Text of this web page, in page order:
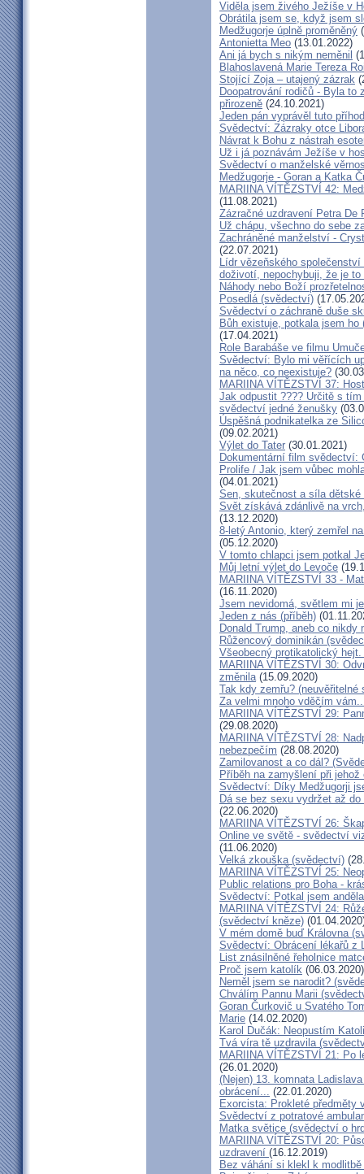
Viděla jsem živého Ježíše v
Obrátila jsem se, když jsem
Medžugorje úplně proměněný
Antonietta Meo (13.01.2022)
Ani já bych s nikým neměnil
Blahoslavená Marie Tereza
Stojící Zoja – utajený zázrak
Doopatrování rodičů - Byla
přirozeně (24.10.2021)
Jeden pán vyprávěl tuto
Svědectví: Zázraky otce
Návrat k Bohu z nástrah
Už i já poznávám Ježíše v
Svědectví o manželské
Medžugorje - Goran a Katka
MARIINA VÍTĚZSTVÍ 42:
(11.08.2021)
Zázračné uzdravení Petra De
Už chápu, všechno do sebe
Zachráněné manželství -
(22.07.2021)
Lídr vězeňského
doživotí, nepochybuji, že je
Náhody nebo Boží
Posedlá (svědectví)
Svědectví o záchraně duše
Bůh existuje, potkala jsem
(17.04.2021)
Role Barabáše ve filmu
Svědectví: Bylo mi věřících
na něco, co neexistuje?
MARIINA VÍTĚZSTVÍ 37:
Jak odpustit ???? Určitě s
svědectví jedné ženušky
Úspěšná podnikatelka ze
(09.02.2021)
Výlet do Tater (30.01.2021)
Dokumentární film
Prolife / Jak jsem vůbec
(04.01.2021)
Sen, skutečnost a síla dětské
Svět získává zdánlivě na
(13.12.2020)
8-letý Antonio, který zemřel
(05.12.2020)
V tomto chlapci jsem potkal
Můj letní výlet do Levoče
MARIINA VÍTĚZSTVÍ 33 -
(16.11.2020)
Jsem nevidomá, světlem mi
Jeden z nás (příběh)
Donald Trump, aneb co
Růžencový dominikán
Všeobecný protikatolický
MARIINA VÍTĚZSTVÍ 30:
změnila(15.09.2020)
Tak kdy zemřu?
Za velmi mnoho vděčím
MARIINA VÍTĚZSTVÍ 29:
(29.08.2020)
MARIINA VÍTĚZSTVÍ 28:
nebezpečím (28.08.2020)
Zamilovanost a co dál?
Příběh na zamyšlení při
Svědectví: Díky Medžugorji
Dá se bez sexu vydržet až
(22.06.2020)
MARIINA VÍTĚZSTVÍ 26:
Online ve světě - svědectví
(11.06.2020)
Velká zkouška (svědectví)
MARIINA VÍTĚZSTVÍ 25:
Public relations pro Boha -
Svědectví: Potkal jsem anděla
MARIINA VÍTĚZSTVÍ 24:
(svědectví kněze)
V mém domě buď Královna
Svědectví: Obrácení lékařů z
List znásilněné řeholnice
Proč jsem katolík (06.03.2020)
Neměl jsem se narodit?
Chválím Pannu Marii
Goran Čurkovič u Svatého
Marie (14.02.2020)
Karol Dučák: Neopustím
Tvá víra tě uzdravila
MARIINA VÍTĚZSTVÍ 21: Po
(26.01.2020)
(Nejen) 13. komnata
obrácení... (22.01.2020)
Exorcista: Prokleté předměty
Svědectví z potratové
Matka světice (svědectví o
MARIINA VÍTĚZSTVÍ 20:
uzdravení (16.12.2019)
Bez váhání si klekl k